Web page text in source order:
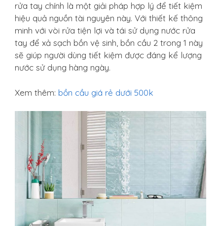
rửa tay chính là một giải pháp hợp lý để tiết kiệm
hiệu quả nguồn tài nguyên này. Với thiết kế thông
minh với vòi rửa tiện lợi và tái sử dụng nước rửa
tay để xả sạch bồn vệ sinh, bồn cầu 2 trong 1 này
sẽ giúp người dùng tiết kiệm được đáng kể lượng
nước sử dụng hàng ngày.
Xem thêm: bồn cầu giá rẻ dưới 500k